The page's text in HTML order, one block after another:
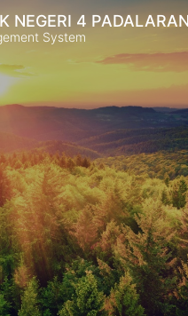
NEGERI 4
System